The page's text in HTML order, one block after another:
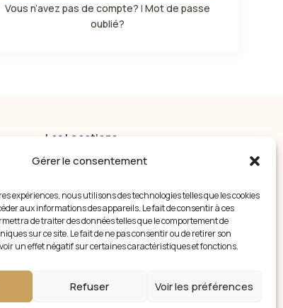
Gérer le consentement
expériences, nous utilisons des technologies telles que les cookies
aux informations des appareils. Le fait de consentir à ces
de traiter des données telles que le comportement de
sur ce site. Le fait de ne pas consentir ou de retirer son
un effet négatif sur certaines caractéristiques et fonctions.
Refuser Voir les préférences
Vous n’avez pas de compte? |Mot de passe
oublié?
Les Locations
Le Duplex
À partir de 115 €/nuit
Le Studio
Quartier haut,Sète